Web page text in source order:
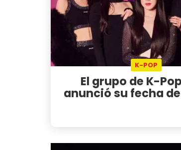
K-POP
El grupo de K-
anunció su fecha